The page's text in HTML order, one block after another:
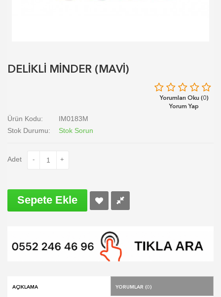
DELİKLİ MİNDER (MAVİ)
Yorumları Oku (0)
Yorum Yap
Ürün Kodu:
IM0183M
Stok Durumu:
Stok Sorun
Adet - +
Sepete Ekle
Açıklama Yorumlar (0)